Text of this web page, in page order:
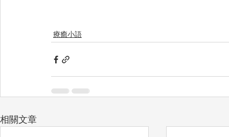
療癒小語
相關文章